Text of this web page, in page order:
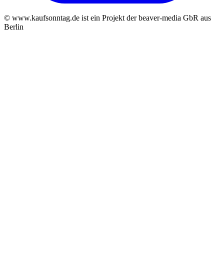
© www.kaufsonntag.de ist ein Projekt der beaver-media GbR aus
Berlin